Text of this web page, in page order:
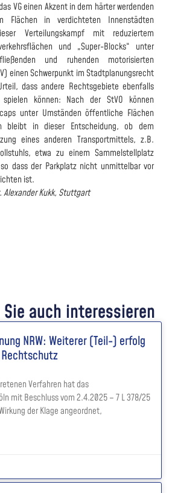
VG einen Akzent in dem härter werdenden
Flächen in verdichteten Innenstädten
Verteilungskampf mit reduziertem
und „Super-Blocks“ unter
und ruhenden motorisierten
einen Schwerpunkt im Stadtplanungsrecht
dass andere Rechtsgebiete ebenfalls
können: Nach der StVO können
unter Umständen öffentliche Flächen
bleibt in dieser Entscheidung, ob dem
eines anderen Transportmittels, z.B.
etwa zu einem Sammelstellplatz
dass der Parkplatz nicht unmittelbar vor
ist.
Alexander Kukk, Stuttgart
auch interessieren
NRW: Weiterer (Teil-) erfolg
Verfahren hat das
mit Beschluss vom 2.4.2025 – 7 L 378/25
der Klage angeordnet,